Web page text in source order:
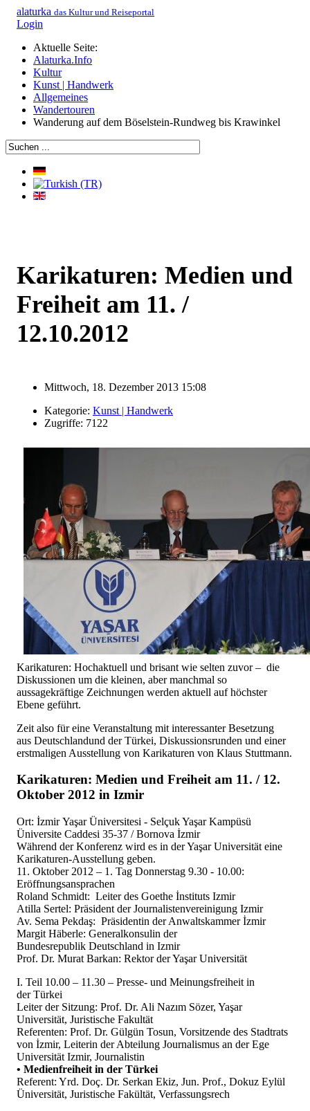
alaturka das Kultur und Reiseportal
Login
Aktuelle Seite:
Alaturka.Info
Kultur
Kunst | Handwerk
Allgemeines
Wandertouren
Wanderung auf dem Böselstein-Rundweg bis Krawinkel
Karikaturen: Medien und
Freiheit am 11. /
12.10.2012
Mittwoch, 18. Dezember 2013 15:08
Kategorie: Kunst | Handwerk
Zugriffe: 7122
Karikaturen: Hochaktuell und brisant wie selten zuvor – die
Diskussionen um die kleinen, aber manchmal so
aussagekräftige Zeichnungen werden aktuell auf höchster
Ebene geführt.
Zeit also für eine Veranstaltung mit interessanter Besetzung
aus Deutschlandund der Türkei, Diskussionsrunden und einer
erstmaligen Ausstellung von Karikaturen von Klaus Stuttmann.
Karikaturen: Medien und Freiheit am 11. / 12.
Oktober 2012 in Izmir
Ort: İzmir Yaşar Üniversitesi - Selçuk Yaşar Kampüsü
Üniversite Caddesi 35-37 / Bornova İzmir
Während der Konferenz wird es in der Yaşar Universität eine
Karikaturen-Ausstellung geben.
11. Oktober 2012 – 1. Tag Donnerstag 9.30 - 10.00:
Eröffnungsansprachen
Roland Schmidt: Leiter des Goethe İnstituts Izmir
Atilla Sertel: Präsident der Journalistenvereinigung Izmir
Av. Sema Pekdaş: Präsidentin der Anwaltskammer İzmir
Margit Häberle: Generalkonsulin der
Bundesrepublik Deutschland in Izmir
Prof. Dr. Murat Barkan: Rektor der Yaşar Universität
I. Teil 10.00 – 11.30 – Presse- und Meinungsfreiheit in
der Türkei
Leiter der Sitzung: Prof. Dr. Ali Nazım Sözer, Yaşar
Universität, Juristische Fakultät
Referenten: Prof. Dr. Gülgün Tosun, Vorsitzende des Stadtrats
von İzmir, Leiterin der Abteilung Journalismus an der Ege
Universität Izmir, Journalistin
• Medienfreiheit in der Türkei
Referent: Yrd. Doç. Dr. Serkan Ekiz, Jun. Prof., Dokuz Eylül
Üniversität, Juristische Fakültät, Verfassungsrech